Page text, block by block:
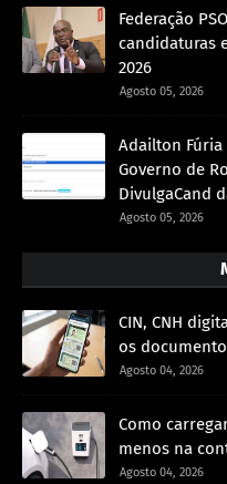
Federação
candidaturas
2026
Agosto 05, 2026
Adailton
Governo de
DivulgaCand
Agosto 05, 2026
CIN, CNH
os
Agosto 04, 2026
Como
menos na
Agosto 04, 2026